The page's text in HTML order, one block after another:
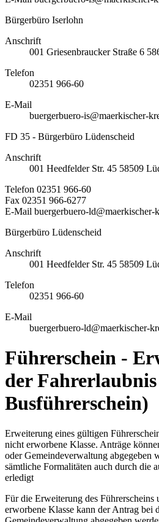
Bürgerbüro Iserlohn
Anschrift
001 Griesenbraucker Straße 6
Telefon
02351 966-60
E-Mail
buergerbuero-is@maerkischer-
FD 35 - Bürgerbüro Lüdenscheid
Anschrift
001 Heedfelder Str. 45 58509
Telefon 02351 966-60
Fax 02351 966-6277
E-Mail buergerbuero-ld@maerkischer-
Bürgerbüro Lüdenscheid
Anschrift
001 Heedfelder Str. 45 58509
Telefon
02351 966-60
E-Mail
buergerbuero-ld@maerkischer-
Führerschein -
der
Busführerschein)
Erweiterung eines gültigen
nicht erworbene Klasse. Anträge
oder Gemeindeverwaltung abgegeben
sämtliche Formalitäten auch durch die
erledigt
Für die Erweiterung des Führerscheins
erworbene Klasse kann der Antrag bei